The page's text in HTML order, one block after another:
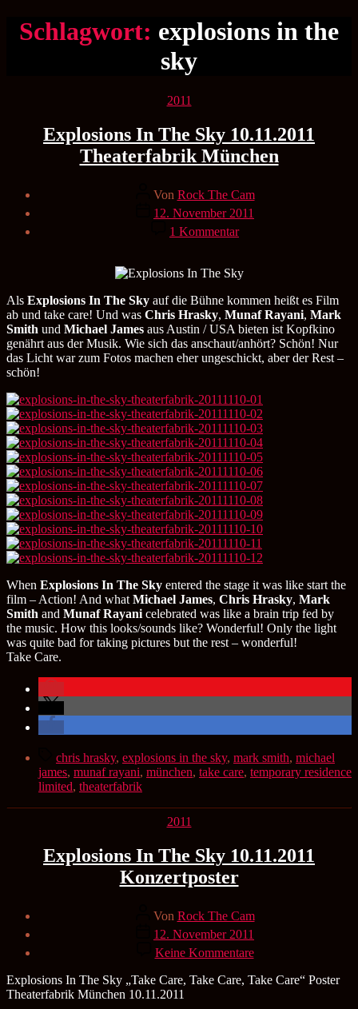
Schlagwort: explosions in the
sky
Kategorien
2011
Explosions In The Sky 10.11.2011
Theaterfabrik München
Beitragsautor
Von Rock The Cam
Veröffentlichungsdatum
12. November 2011
1 Kommentarzu
Explosions
The
Sky
10.11.2011
Theaterfabrik
München
Als Explosions In The Sky auf die Bühne kommen heißt es Film
ab und take care! Und was Chris Hrasky, Munaf Rayani, Mark
Smith und Michael James aus Austin / USA bieten ist Kopfkino
genährt aus der Musik. Wie sich das anschaut/anhört? Schön! Nur
das Licht war zum Fotos machen eher ungeschickt, aber der Rest –
schön!
When Explosions In The Sky entered the stage it was like start the
film – Action! And what Michael James, Chris Hrasky, Mark
Smith and Munaf Rayani celebrated was like a brain trip fed by
the music. How this looks/sounds like? Wonderful! Only the light
was quite bad for taking pictures but the rest – wonderful!
Take Care.
Schlagwörter
chris hrasky, explosions in the sky, mark smith, michael
james, munaf rayani, münchen, take care, temporary residence
limited, theaterfabrik
Kategorien
2011
Explosions In The Sky 10.11.2011
Konzertposter
Beitragsautor
Von Rock The Cam
Veröffentlichungsdatum
12. November 2011
Keine Kommentarezu
Explosions
In
Explosions In The Sky „Take Care, Take Care, Take Care“ Poster
Theaterfabrik München 10.11.2011